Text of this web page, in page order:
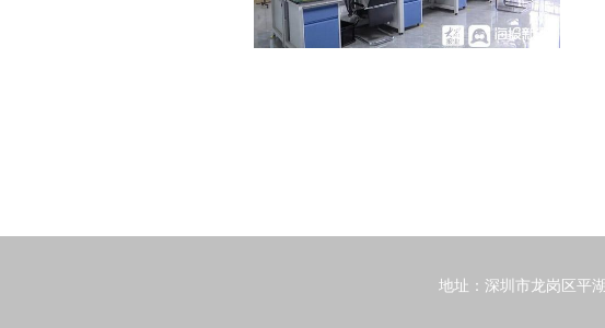
地址：深圳市龙岗区平